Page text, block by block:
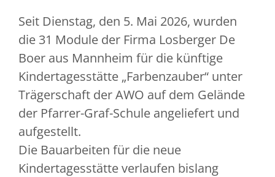
Seit Dienstag, den 5. Mai 2026, wurden
die 31 Module der Firma Losberger De
Boer aus Mannheim für die künftige
Kindertagesstätte „Farbenzauber“ unter
Trägerschaft der AWO auf dem Gelände
der Pfarrer-Graf-Schule angeliefert und
aufgestellt.
Die Bauarbeiten für die neue
Kindertagesstätte verlaufen bislang